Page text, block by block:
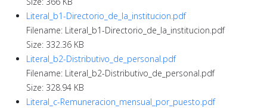
Literal_b1-Directorio_de_la_institucion.pdf
Filename: Literal_b1-Directorio_de_la_institucion.pdf
Size: 332.36 KB
Literal_b2-Distributivo_de_personal.pdf
Filename: Literal_b2-Distributivo_de_personal.pdf
Size: 328.94 KB
Literal_c-Remuneracion_mensual_por_puesto.pdf